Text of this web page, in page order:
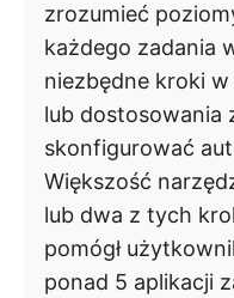
zrozumieć
każdego zadania
niezbędne kroki
lub dostosowania
skonfigurować
Większość
lub dwa z tych
pomógł
ponad 5 aplikacji